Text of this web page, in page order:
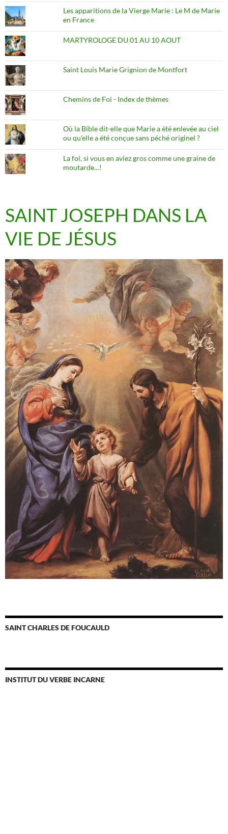
Les apparitions de la Vierge Marie : Le M de Marie
en France
MARTYROLOGE DU 01 AU 10 AOUT
Saint Louis Marie Grignion de Montfort
Chemins de Foi - Index de thèmes
Où la Bible dit-elle que Marie a été enlevée au ciel
ou qu'elle a été conçue sans péché originel ?
La foi, si vous en aviez gros comme une graine de
moutarde…!
SAINT JOSEPH DANS LA
VIE DE JÉSUS
SAINT CHARLES DE FOUCAULD
INSTITUT DU VERBE INCARNE